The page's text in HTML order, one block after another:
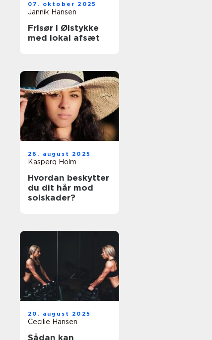
07. oktober 2025
Jannik Hansen
Frisør i Ølstykke
med lokal afsæt
26. august 2025
Kasperq Holm
Hvordan beskytter
du dit hår mod
solskader?
20. august 2025
Cecilie Hansen
Sådan kan